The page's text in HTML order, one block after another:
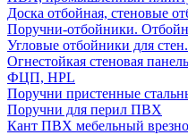
Доска отбойная, стеновые
Поручни-отбойники.
Угловые отбойники для
Огнестойкая стеновая
ФЦП, HPL
Поручни пристенные
Поручни для перил ПВХ
Кант ПВХ мебельный